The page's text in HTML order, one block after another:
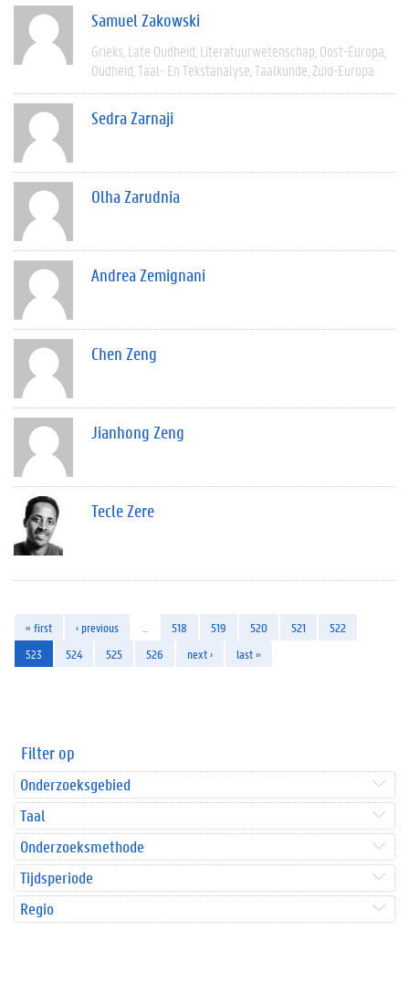
Samuel Zakowski
Grieks Late Oudheid Literatuurwetenschap Oost-Europa
Oudheid Taal- En Tekstanalyse Taalkunde Zuid-Europa
Sedra Zarnaji
Olha Zarudnia
Andrea Zemignani
Chen Zeng
Jianhong Zeng
Tecle Zere
« first ‹ previous 518 519 520 521
522
523
524 525 526 next › last »
Filter op
Onderzoeksgebied
Taal
Onderzoeksmethode
Tijdsperiode
Regio